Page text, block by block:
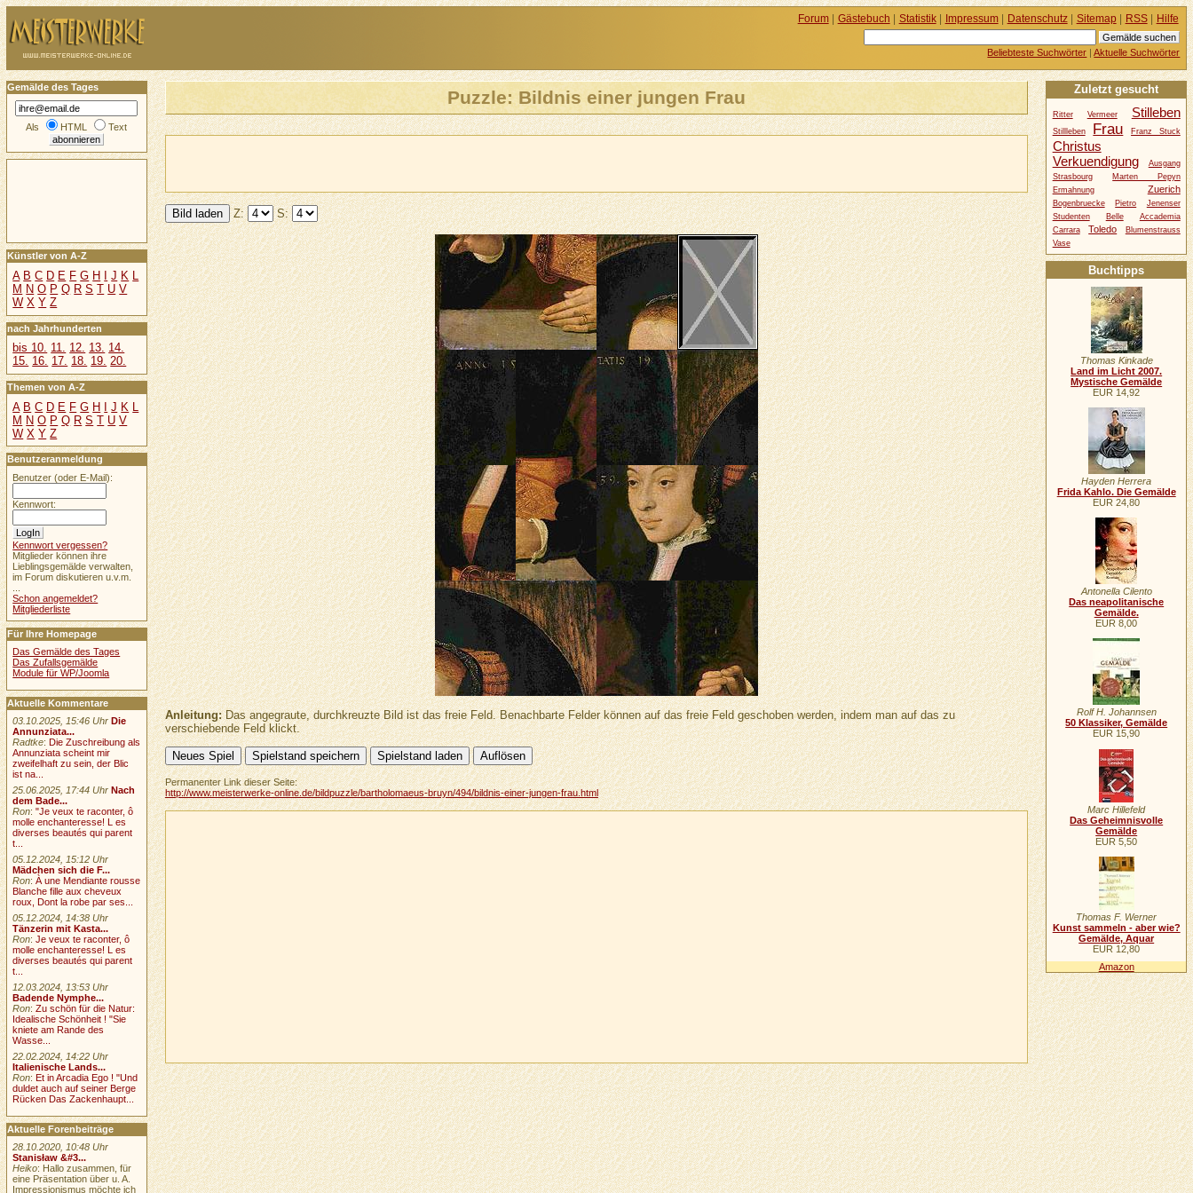
Puzzle: Bildnis einer jungen Frau
Z: S:
Anleitung:Das angegraute, durchkreuzte Bild ist das freie Feld. Benachbarte Felder können auf das freie Feld geschoben werden, indem man auf das zu
verschiebende Feld klickt.
Permanenter Link dieser Seite:
http://www.meisterwerke-online.de/bildpuzzle/bartholomaeus-bruyn/494/bildnis-einer-jungen-frau.html
Gemälde des Tages
Als HTML Text
Künstler von A-Z
A B C D E F G H J K L
M N O P Q R S T U V
W X Y Z
nach Jahrhunderten
bis 10. 11. 12. 13. 14.
15. 16. 17. 18. 19. 20.
Themen von A-Z
A B C D E F G H I J K L
M N O P Q R S T U V
W X Y Z
Benutzeranmeldung
Benutzer (oder E-Mail):
Kennwort:
Kennwort vergessen?
Mitglieder können ihre
Lieblingsgemälde verwalten,
im Forum diskutieren u.v.m.
Schon angemeldet?
Mitgliederliste
Für Ihre Homepage
Das Gemälde des Tages
Das Zufallsgemälde
Module für WP/Joomla
Aktuelle Kommentare
03.10.2025, 15:46 Uhr Die
Annunziata...
Radtke: Die Zuschreibung als
Annunziata scheint mir
zweifelhaft zu sein, der Blic
ist na...
25.06.2025, 17:44 Uhr Nach
dem Bade...
Ron:"Je veux te raconter, ô
molle enchanteresse! L es
diverses beautés qui parent
t...
05.12.2024, 15:12 Uhr
Mädchen sich die F...
Ron:À une Mendiante rousse
Blanche fille aux cheveux
roux, Dont la robe par ses...
05.12.2024, 14:38 Uhr
Tänzerin mit Kasta...
Ron:Je veux te raconter, ô
molle enchanteresse! L es
diverses beautés qui parent
t...
12.03.2024, 13:53 Uhr
Badende Nymphe...
Ron:Zu schön für die Natur:
Idealische Schönheit ! "Sie
kniete am Rande des
Wasse...
22.02.2024, 14:22 Uhr
Italienische Lands...
Ron:Et in Arcadia Ego ! "Und
duldet auch auf seiner Berge
Rücken Das Zackenhaupt...
Aktuelle Forenbeiträge
28.10.2020, 10:48 Uhr
Stanisław &#3...
Heiko: Hallo zusammen, für
eine Präsentation über u. A.
Impressionismus möchte ich
Forum| Gästebuch | Statistik| Impressum| Datenschutz| Sitemap| RSS| Hilfe
Beliebteste Suchwörter |Aktuelle Suchwörter
Zuletzt gesucht
Ritter Vermeer Stilleben
Stillleben Frau Franz Stuck
Christus
Verkuendigung
Ausgang
Strasbourg
Marten Pepyn
Ermahnung
Zuerich
Bogenbruecke Pietro
Jenenser
Studenten
Belle
Accademia
Carrara
Toledo
Blumenstrauss
Vase
Buchtipps
Thomas Kinkade
Land im Licht 2007.
Mystische Gemälde
EUR 14,92
Hayden Herrera
Frida Kahlo. Die Gemälde
EUR 24,80
Antonella Cilento
Das neapolitanische
Gemälde.
EUR 8,00
Rolf H. Johannsen
50 Klassiker, Gemälde
EUR 15,90
Marc Hillefeld
Das Geheimnisvolle
Gemälde
EUR 5,50
Thomas F. Werner
Kunst sammeln - aber wie?
Gemälde, Aquar
EUR 12,80
Amazon